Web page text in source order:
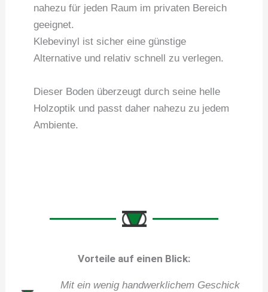
nahezu für jeden Raum im privaten Bereich
geeignet.
Klebevinyl ist sicher eine günstige
Alternative und relativ schnell zu verlegen.
Dieser Boden überzeugt durch seine helle
Holzoptik und passt daher nahezu zu jedem
Ambiente.
Vorteile auf einen Blick:
Mit ein wenig handwerklichem Geschick